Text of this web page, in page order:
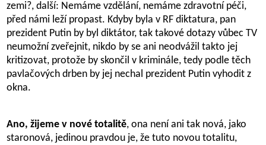
zemi?, další: Nemáme vzdělání, nemáme zdravotní péči,
před námi leží propast. Kdyby byla v RF diktatura, pan
prezident Putin by byl diktátor, tak takové dotazy vůbec TV
neumožní zveřejnit, nikdo by se ani neodvážil takto jej
kritizovat, protože by skončil v kriminále, tedy podle těch
pavlačových drben by jej nechal prezident Putin vyhodit z
okna.
Ano, žijeme v nové totalitě, ona není ani tak nová, jako
staronová, jedinou pravdou je, že tuto novou totalitu,